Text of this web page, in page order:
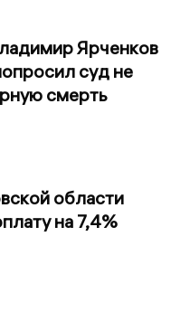
Ярченков
суд не
смерть
области
на 7,4%